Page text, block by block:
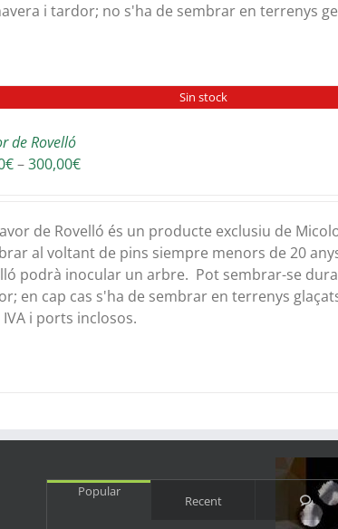
i tardor; no s'ha de sembrar en terrenys
Sin stock
de Rovelló
€–300,00€Interval
30,00€
a
300,00€
de Rovelló és un producte exclusiu de
al voltant de pins siempre menors de 20
podrà inocular un arbre. Pot sembrar-se
en cap cas s'ha de sembrar en terrenys
i ports inclosos.
Popular
Recent